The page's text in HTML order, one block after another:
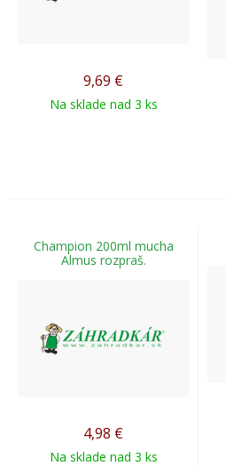
9,69 €
Na sklade nad 3 ks
Champion 200ml mucha
Almus rozpraš.
4,98 €
Na sklade nad 3 ks